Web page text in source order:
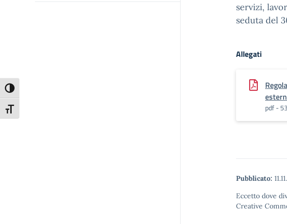
Attiva/disattiva alto contrasto
Attiva/disattiva dimensione testo
servizi,
seduta del
Allegati
pdf -
Pubblicato:
Eccetto dove
Creative